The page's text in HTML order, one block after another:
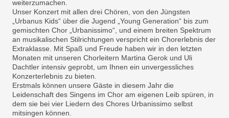
weiterzumachen.
Unser Konzert mit allen drei Chören, von den Jüngsten
„Urbanus Kids“ über die Jugend „Young Generation“ bis zum
gemischten Chor „Urbanissimo“, und einem breiten Spektrum
an musikalischen Stilrichtungen verspricht ein Chorerlebnis der
Extraklasse. Mit Spaß und Freude haben wir in den letzten
Monaten mit unseren Chorleitern Martina Gerok und Uli
Dachtler intensiv geprobt, um Ihnen ein unvergessliches
Konzerterlebnis zu bieten.
Erstmals können unsere Gäste in diesem Jahr die
Leidenschaft des Singens im Chor am eigenen Leib spüren, in
dem sie bei vier Liedern des Chores Urbanissimo selbst
mitsingen können.